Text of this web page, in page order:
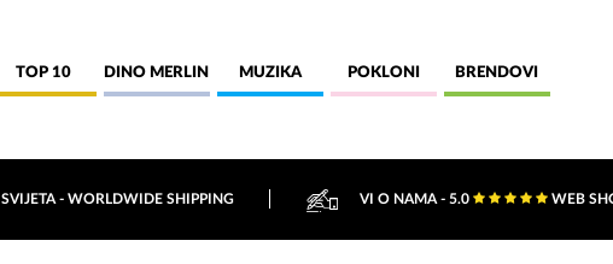
TOP 10 DINO MERLIN MUZIKA POKLONI BRENDOVI
- WORLDWIDE SHIPPING VI O NAMA - 5.0 WEB